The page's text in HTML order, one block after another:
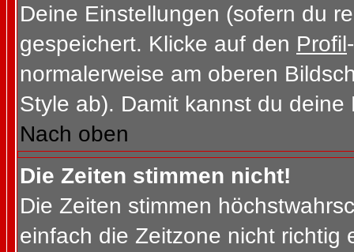
Deine Einstellungen (sofern du
gespeichert. Klicke auf den Profil
normalerweise am oberen
Style ab). Damit kannst du
Nach oben
Die Zeiten stimmen nicht!
Die Zeiten stimmen
einfach die Zeitzone nicht richtig